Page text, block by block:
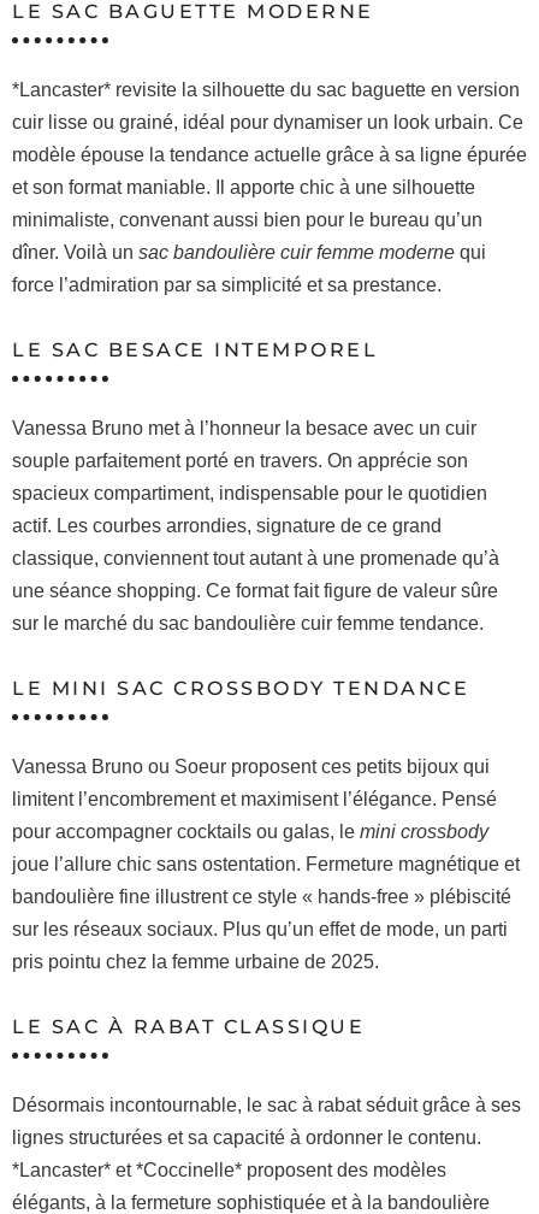
LE SAC BAGUETTE MODERNE
*Lancaster* revisite la silhouette du sac baguette en version
cuir lisse ou grainé, idéal pour dynamiser un look urbain. Ce
modèle épouse la tendance actuelle grâce à sa ligne épurée
et son format maniable. Il apporte chic à une silhouette
minimaliste, convenant aussi bien pour le bureau qu’un
dîner. Voilà un sac bandoulière cuir femme moderne qui
force l’admiration par sa simplicité et sa prestance.
LE SAC BESACE INTEMPOREL
Vanessa Bruno met à l’honneur la besace avec un cuir
souple parfaitement porté en travers. On apprécie son
spacieux compartiment, indispensable pour le quotidien
actif. Les courbes arrondies, signature de ce grand
classique, conviennent tout autant à une promenade qu’à
une séance shopping. Ce format fait figure de valeur sûre
sur le marché du sac bandoulière cuir femme tendance.
LE MINI SAC CROSSBODY TENDANCE
Vanessa Bruno ou Soeur proposent ces petits bijoux qui
limitent l’encombrement et maximisent l’élégance. Pensé
pour accompagner cocktails ou galas, le mini crossbody
joue l’allure chic sans ostentation. Fermeture magnétique et
bandoulière fine illustrent ce style « hands-free » plébiscité
sur les réseaux sociaux. Plus qu’un effet de mode, un parti
pris pointu chez la femme urbaine de 2025.
LE SAC À RABAT CLASSIQUE
Désormais incontournable, le sac à rabat séduit grâce à ses
lignes structurées et sa capacité à ordonner le contenu.
*Lancaster* et *Coccinelle* proposent des modèles
élégants, à la fermeture sophistiquée et à la bandoulière